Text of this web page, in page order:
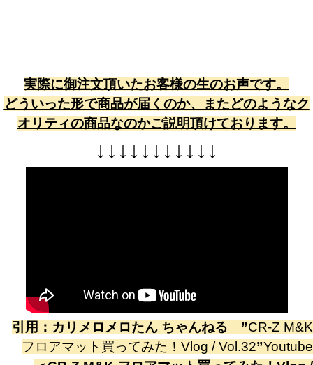
実際に御注文頂いたお客様の生のお声です。
どういった形で商品が届くのか、またどのようなク
オリティの商品なのかご説明頂けております。
↓ ↓ ↓ ↓ ↓ ↓ ↓ ↓ ↓ ↓ ↓
引用： カリメロメロたん ちゃんねる ”CR-Z M&K
フロアマット買ってみた！Vlog / Vol.32”Youtube